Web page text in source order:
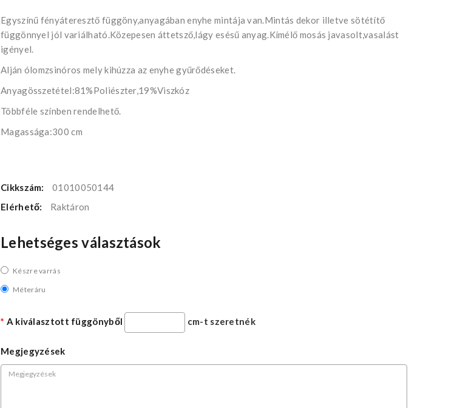
Egyszínű fényáteresztő függöny,anyagában enyhe mintája van.Mintás dekor illetve sötétítő
függönnyel jól variálható.Közepesen áttetsző,lágy esésű anyag.Kímélő mosás javasolt,vasalást
igényel.
Alján ólomzsinóros mely kihúzza az enyhe gyűrődéseket.
Anyagösszetétel:81%Poliészter,19%Viszkóz
Többféle színben rendelhető.
Magassága:300 cm
Cikkszám:
01010050144
Elérhető:
Raktáron
Lehetséges választások
Készre varrás
Méteráru
A kiválasztott függönyből cm-t szeretnék
Megjegyzések